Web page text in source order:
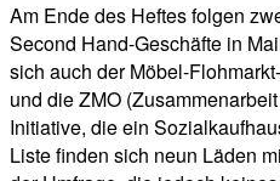
Am Ende des Heftes folgen
Second Hand-Geschäfte in
sich auch der Möbel-
und die ZMO
Initiative, die ein
Liste finden sich neun Läden